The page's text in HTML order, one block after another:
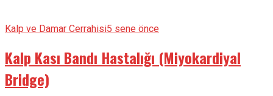
Kalp ve Damar Cerrahisi5 sene önce
Kalp Kası Bandı Hastalığı (Miyokardiyal
Bridge)